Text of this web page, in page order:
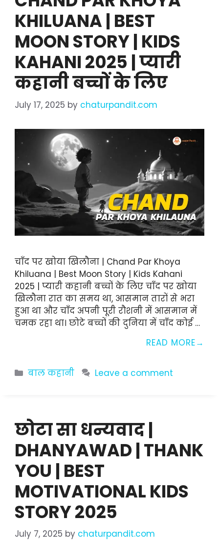
KHILUANA | BEST
MOON STORY | KIDS
KAHANI 2025 | प्यारी
कहानी बच्चों के लिए
July 17, 2025 by chaturpandit.com
चाँद पर खोया खिलौना | Chand Par Khoya
Khiluana | Best Moon Story | Kids Kahani
2025 | प्यारी कहानी बच्चों के लिए चाँद पर खोया
खिलौना रात का समय था, आसमान तारों से भरा
हुआ था और चाँद अपनी पूरी रौशनी में आसमान में
चमक रहा था। छोटे बच्चों की दुनिया में चाँद कोई …
READ MORE
Categories
बाल कहानी Leave a comment
छोटा सा धन्यवाद |
DHANYAWAD | THANK
YOU | BEST
MOTIVATIONAL KIDS
STORY 2025
July 7, 2025 by chaturpandit.com